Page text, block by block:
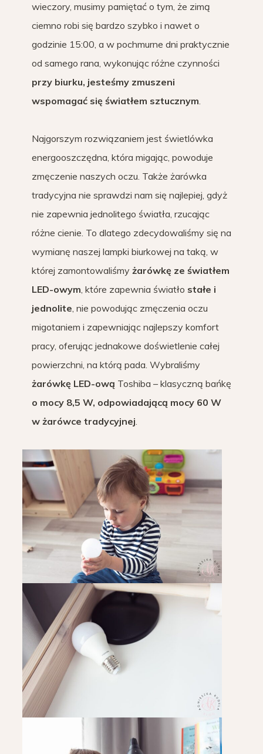
wieczory, musimy pamiętać o tym, że zimą
ciemno robi się bardzo szybko i nawet o
godzinie 15:00, a w pochmurne dni praktycznie
od samego rana, wykonując różne czynności
przy biurku, jesteśmy zmuszeni
wspomagać się światłem sztucznym.
Najgorszym rozwiązaniem jest świetlówka
energooszczędna, która migając, powoduje
zmęczenie naszych oczu. Także żarówka
tradycyjna nie sprawdzi nam się najlepiej, gdyż
nie zapewnia jednolitego światła, rzucając
różne cienie. To dlatego zdecydowaliśmy się na
wymianę naszej lampki biurkowej na taką, w
której zamontowaliśmy żarówkę ze światłem
LED-owym, które zapewnia światło stałe i
jednolite, nie powodując zmęczenia oczu
migotaniem i zapewniając najlepszy komfort
pracy, oferując jednakowe doświetlenie całej
powierzchni, na którą pada. Wybraliśmy
żarówkę LED-ową Toshiba – klasyczną bańkę
o mocy 8,5 W, odpowiadającą mocy 60 W
w żarówce tradycyjnej.